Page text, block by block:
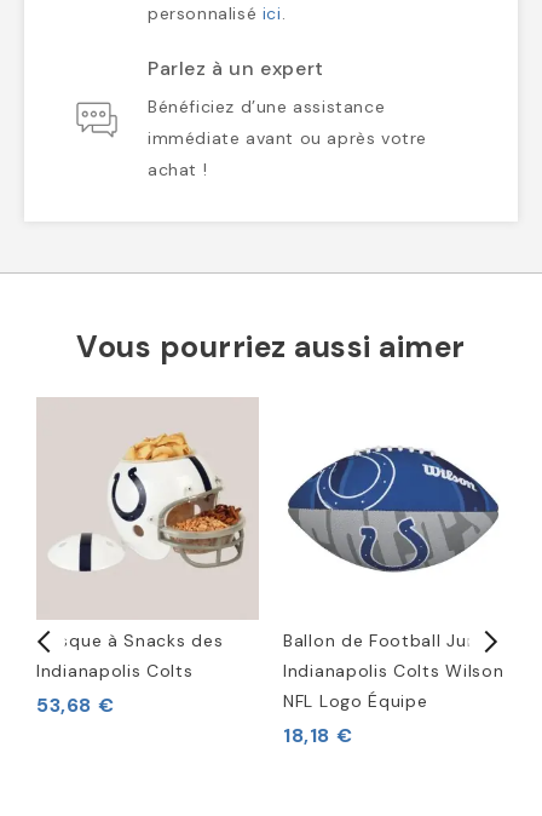
personnalisé ici.
Parlez à un expert
Bénéficiez d’une assistance
immédiate avant ou après votre
achat !
Vous pourriez aussi aimer
Casque à Snacks des
Indianapolis Colts
53,68 €
Ballon de Football Junior
Indianapolis Colts Wilson
NFL Logo Équipe
18,18 €